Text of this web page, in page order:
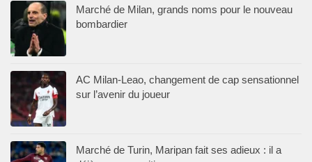
Marché de Milan, grands noms pour le nouveau
bombardier
AC Milan-Leao, changement de cap sensationnel
sur l’avenir du joueur
Marché de Turin, Maripan fait ses adieux : il a